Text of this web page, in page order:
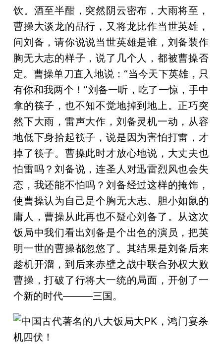
饮。酒至半酣，突然阴云密布，大雨将至，
曹操大谈龙的品行，又将龙比作当世英雄，
问刘备，请你说说当世英雄是谁，刘备装作
胸无大志的样子，说了几个人，都被曹操否
定。曹操单刀直入地说：“当今天下英雄，只
有你和我两个！”刘备一听，吃了一惊，手中
拿的筷子，也不知不觉地掉到地上。正巧突
然下大雨，雷声大作，刘备灵机一动，从容
地低下身拾起筷子，说是因为害怕打雷，才
掉了筷子。曹操此时才放心地说，大丈夫也
怕雷吗？刘备说，连圣人对迅雷烈风也会失
态，我还能不怕吗？刘备经过这样的掩饰，
使曹操认为自己是个胸无大志、胆小如鼠的
庸人，曹操从此再也不疑心刘备了。从这次
饭局中我们看出刘备是个出色的演员，把英
明一世的曹操都忽悠了。其结果是刘备后来
趁机开溜，到后来赤壁之战中联合孙权大败
曹操，打破了行将大一统的局面，开创了一
个新的时代———三国。